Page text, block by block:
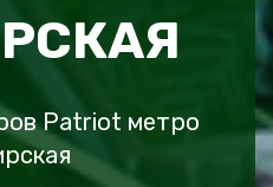
Patriot метро